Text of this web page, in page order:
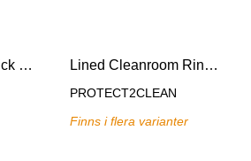
Cleanroom Self Stick Notepad, ind. double bagged Lined Cleanroom Ring Binder
PROTECT2CLEAN
Finns i flera varianter